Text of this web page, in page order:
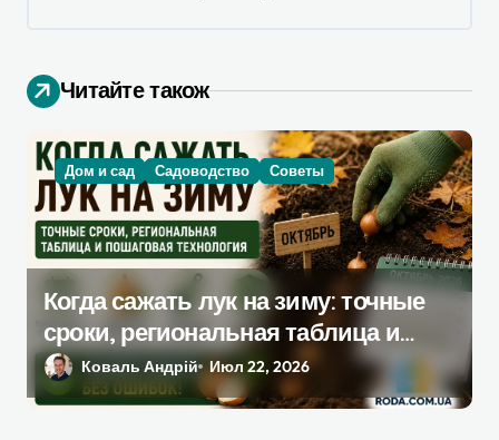
о
з
а
п
и
м
Читайте також
Дом и сад Садоводство Советы
Когда сажать лук на зиму: точные
сроки, региональная таблица и
пошаговая инструкция
Коваль Андрій Июл 22, 2026